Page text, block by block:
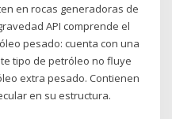
en rocas generadoras de
API comprende el
pesado: cuenta con una
tipo de petróleo no fluye
extra pesado. Contienen
en su estructura.